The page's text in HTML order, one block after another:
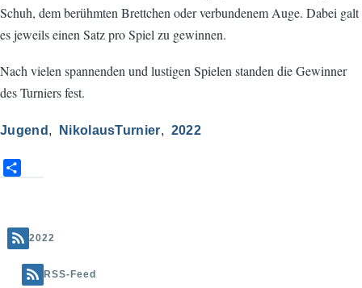
Schuh, dem berühmten Brettchen oder verbundenem Auge. Dabei galt
es jeweils einen Satz pro Spiel zu gewinnen.
Nach vielen spannenden und lustigen Spielen standen die Gewinner
des Turniers fest.
Jugend NikolausTurnier 2022
e 2022
RSS-Feed